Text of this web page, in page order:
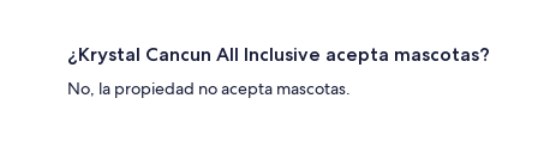
¿Krystal Cancun All Inclusive acepta mascotas?
No, la propiedad no acepta mascotas.